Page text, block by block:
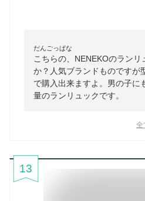
だんごっぱな
こちらの、NENEKOのランリ
か？人気ブランドものですが
で購入出来ますよ。男の子に
量のランリュックです。
全
13